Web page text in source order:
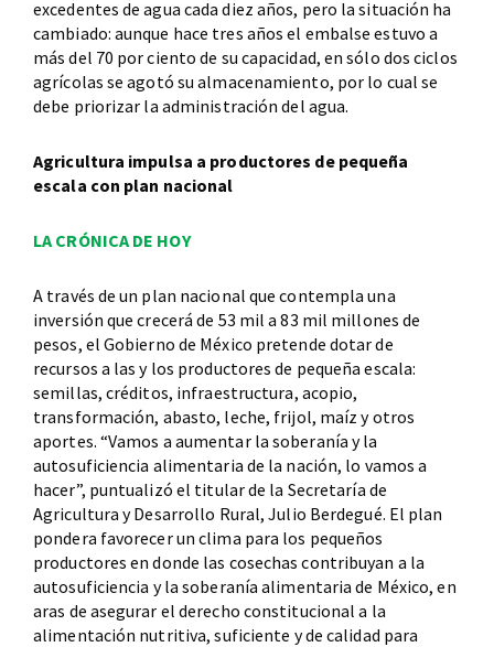
excedentes de agua cada diez años, pero la situación ha
cambiado: aunque hace tres años el embalse estuvo a
más del 70 por ciento de su capacidad, en sólo dos ciclos
agrícolas se agotó su almacenamiento, por lo cual se
debe priorizar la administración del agua.
Agricultura impulsa a productores de pequeña
escala con plan nacional
LA CRÓNICA DE HOY
A través de un plan nacional que contempla una
inversión que crecerá de 53 mil a 83 mil millones de
pesos, el Gobierno de México pretende dotar de
recursos a las y los productores de pequeña escala:
semillas, créditos, infraestructura, acopio,
transformación, abasto, leche, frijol, maíz y otros
aportes. “Vamos a aumentar la soberanía y la
autosuficiencia alimentaria de la nación, lo vamos a
hacer”, puntualizó el titular de la Secretaría de
Agricultura y Desarrollo Rural, Julio Berdegué. El plan
pondera favorecer un clima para los pequeños
productores en donde las cosechas contribuyan a la
autosuficiencia y la soberanía alimentaria de México, en
aras de asegurar el derecho constitucional a la
alimentación nutritiva, suficiente y de calidad para